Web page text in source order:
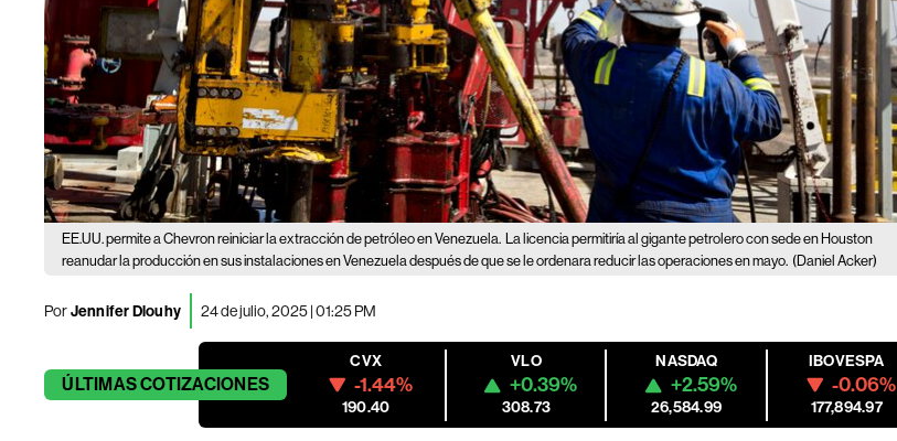
EE.UU. permite a Chevron reiniciar la extracción de petróleo en Venezuela. La licencia permitiría al gigante petrolero con sede en Houston
reanudar la producción en sus instalaciones en Venezuela después de que se le ordenara reducir las operaciones en mayo. (Daniel Acker)
PorJennifer Dlouhy 24 de julio, 2025 | 01:25 PM
ÚLTIMASCOTIZACIONES
CVX
-1.44%
190.40
VLO
+0.39%
308.73
NASDAQ
+2.59%
26,584.99
IBOVESPA
-0.06%
177,894.97